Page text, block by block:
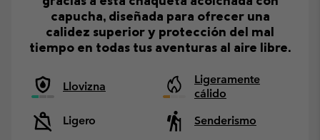
capucha, diseñada para ofrecer una
calidez superior y protección del mal
tiempo en todas tus aventuras al aire libre.
Llovizna
Ligeramente
cálido
Ligero
Senderismo